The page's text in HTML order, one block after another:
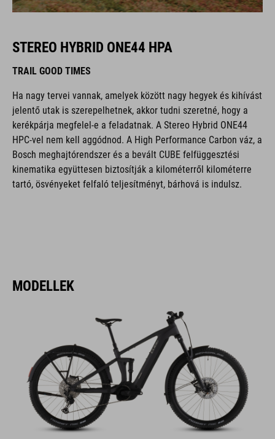
STEREO HYBRID ONE44 HPA
TRAIL GOOD TIMES
Ha nagy tervei vannak, amelyek között nagy hegyek és kihívást
jelentő utak is szerepelhetnek, akkor tudni szeretné, hogy a
kerékpárja megfelel-e a feladatnak. A Stereo Hybrid ONE44
HPC-vel nem kell aggódnod. A High Performance Carbon váz, a
Bosch meghajtórendszer és a bevált CUBE felfüggesztési
kinematika együttesen biztosítják a kilométerről kilométerre
tartó, ösvényeket felfaló teljesítményt, bárhová is indulsz.
MODELLEK